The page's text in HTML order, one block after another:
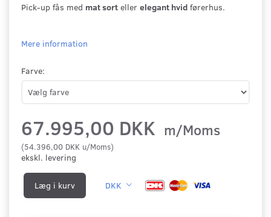
Pick-up fås med mat sort eller elegant hvid førerhus.
Mere information
Farve:
67.995,00 DKK m/Moms
(54.396,00 DKK u/Moms)
ekskl. levering
Læg i kurv DKK